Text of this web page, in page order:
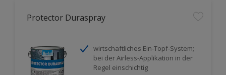
Protector Duraspray
wirtschaftliches Ein-Topf-System;
bei der Airless-Applikation in der
Regel einschichtig